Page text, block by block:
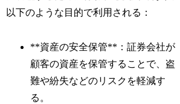
以下のような目的で利用される：
**資産の安全保管**：証券会社が
顧客の資産を保管することで、盗
難や紛失などのリスクを軽減す
る。